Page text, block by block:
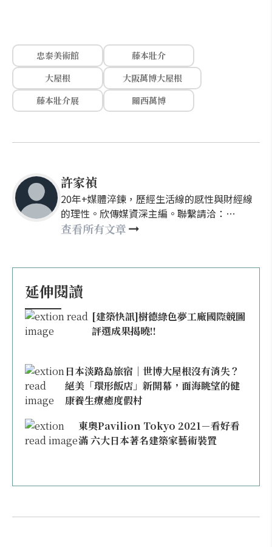
忠泰美術館
藤本壯介
大屋根
大阪萬博大屋根
藤本壯介展
關西萬博
許家禎
20年+媒體淬鍊，歷經生活線的感性與財經線
的理性。欣傳媒資深主編。聯繫請洽：
nellyhsu@xinmedia.com
查看所有文章
延伸閱讀
[建築快訊]樹德綠色夢工廠國際競圖
評選成果揭曉!!
日本淡路島旅宿｜世博大屋根沒有消失？
絕美「環形飯店」新開幕，面海眺望的健
康養生療癒度假村
東奧Pavilion Tokyo 2021－看好看
滿 六大日本著名建築家藝術裝置